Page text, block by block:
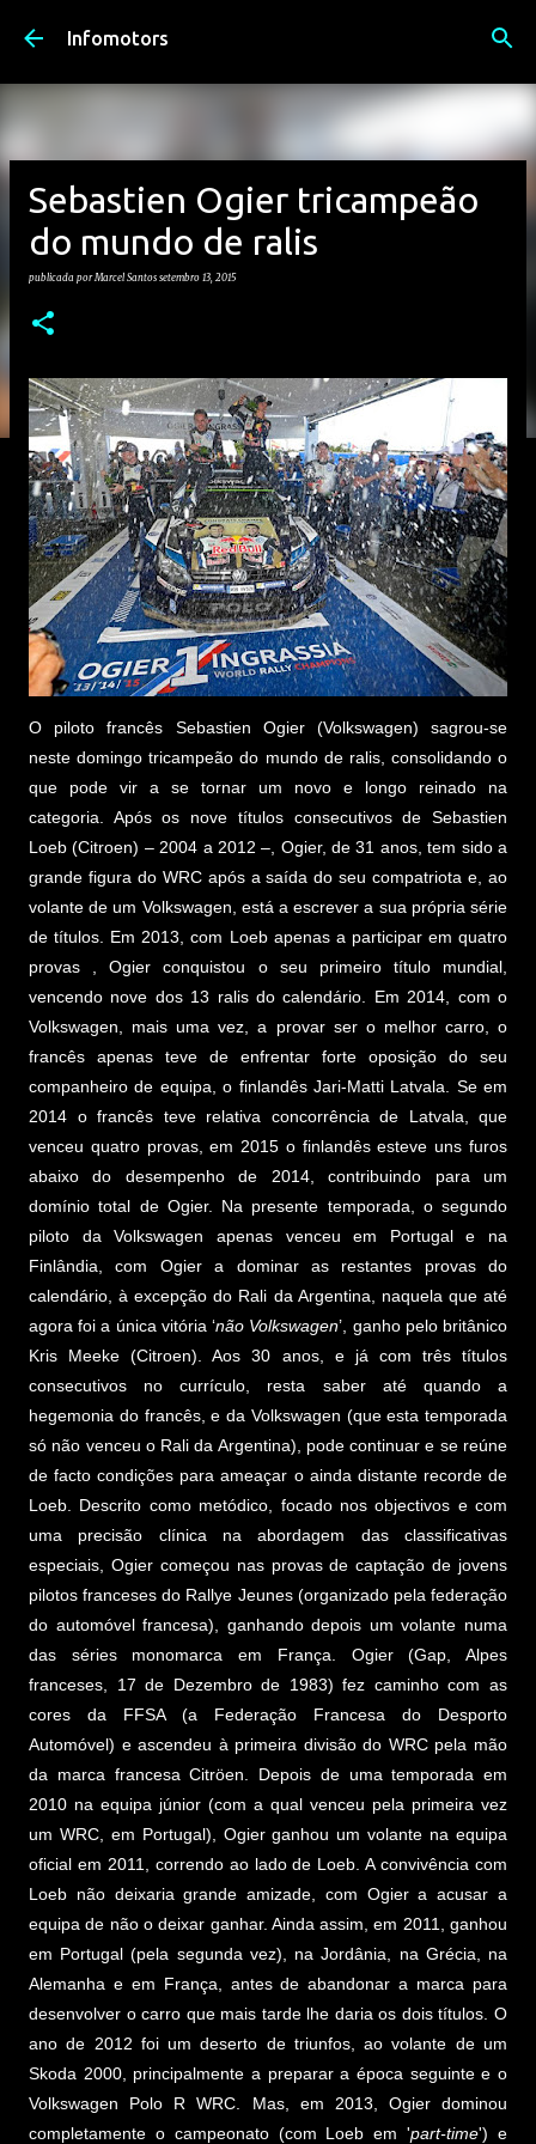
Avançar para o conteúdo principal
Infomotors
Sebastien Ogier tricampeão
do mundo de ralis
publicada porMarcel Santos setembro 13, 2015
O piloto francês Sebastien Ogier (Volkswagen) sagrou-se
neste domingo tricampeão do mundo de ralis, consolidando o
que pode vir a se tornar um novo e longo reinado na
categoria. Após os nove títulos consecutivos de Sebastien
Loeb (Citroen) – 2004 a 2012 –, Ogier, de 31 anos, tem sido a
grande figura do WRC após a saída do seu compatriota e, ao
volante de um Volkswagen, está a escrever a sua própria série
de títulos. Em 2013, com Loeb apenas a participar em quatro
provas , Ogier conquistou o seu primeiro título mundial,
vencendo nove dos 13 ralis do calendário. Em 2014, com o
Volkswagen, mais uma vez, a provar ser o melhor carro, o
francês apenas teve de enfrentar forte oposição do seu
companheiro de equipa, o finlandês Jari-Matti Latvala. Se em
2014 o francês teve relativa concorrência de Latvala, que
venceu quatro provas, em 2015 o finlandês esteve uns furos
abaixo do desempenho de 2014, contribuindo para um
domínio total de Ogier. Na presente temporada, o segundo
piloto da Volkswagen apenas venceu em Portugal e na
Finlândia, com Ogier a dominar as restantes provas do
calendário, à excepção do Rali da Argentina, naquela que até
agora foi a única vitória ‘não Volkswagen’, ganho pelo britânico
Kris Meeke (Citroen). Aos 30 anos, e já com três títulos
consecutivos no currículo, resta saber até quando a
hegemonia do francês, e da Volkswagen (que esta temporada
só não venceu o Rali da Argentina), pode continuar e se reúne
de facto condições para ameaçar o ainda distante recorde de
Loeb. Descrito como metódico, focado nos objectivos e com
uma precisão clínica na abordagem das classificativas
especiais, Ogier começou nas provas de captação de jovens
pilotos franceses do Rallye Jeunes (organizado pela federação
do automóvel francesa), ganhando depois um volante numa
das séries monomarca em França. Ogier (Gap, Alpes
franceses, 17 de Dezembro de 1983) fez caminho com as
cores da FFSA (a Federação Francesa do Desporto
Automóvel) e ascendeu à primeira divisão do WRC pela mão
da marca francesa Citröen. Depois de uma temporada em
2010 na equipa júnior (com a qual venceu pela primeira vez
um WRC, em Portugal), Ogier ganhou um volante na equipa
oficial em 2011, correndo ao lado de Loeb. A convivência com
Loeb não deixaria grande amizade, com Ogier a acusar a
equipa de não o deixar ganhar. Ainda assim, em 2011, ganhou
em Portugal (pela segunda vez), na Jordânia, na Grécia, na
Alemanha e em França, antes de abandonar a marca para
desenvolver o carro que mais tarde lhe daria os dois títulos. O
ano de 2012 foi um deserto de triunfos, ao volante de um
Skoda 2000, principalmente a preparar a época seguinte e o
Volkswagen Polo R WRC. Mas, em 2013, Ogier dominou
completamente o campeonato (com Loeb em 'part-time') e